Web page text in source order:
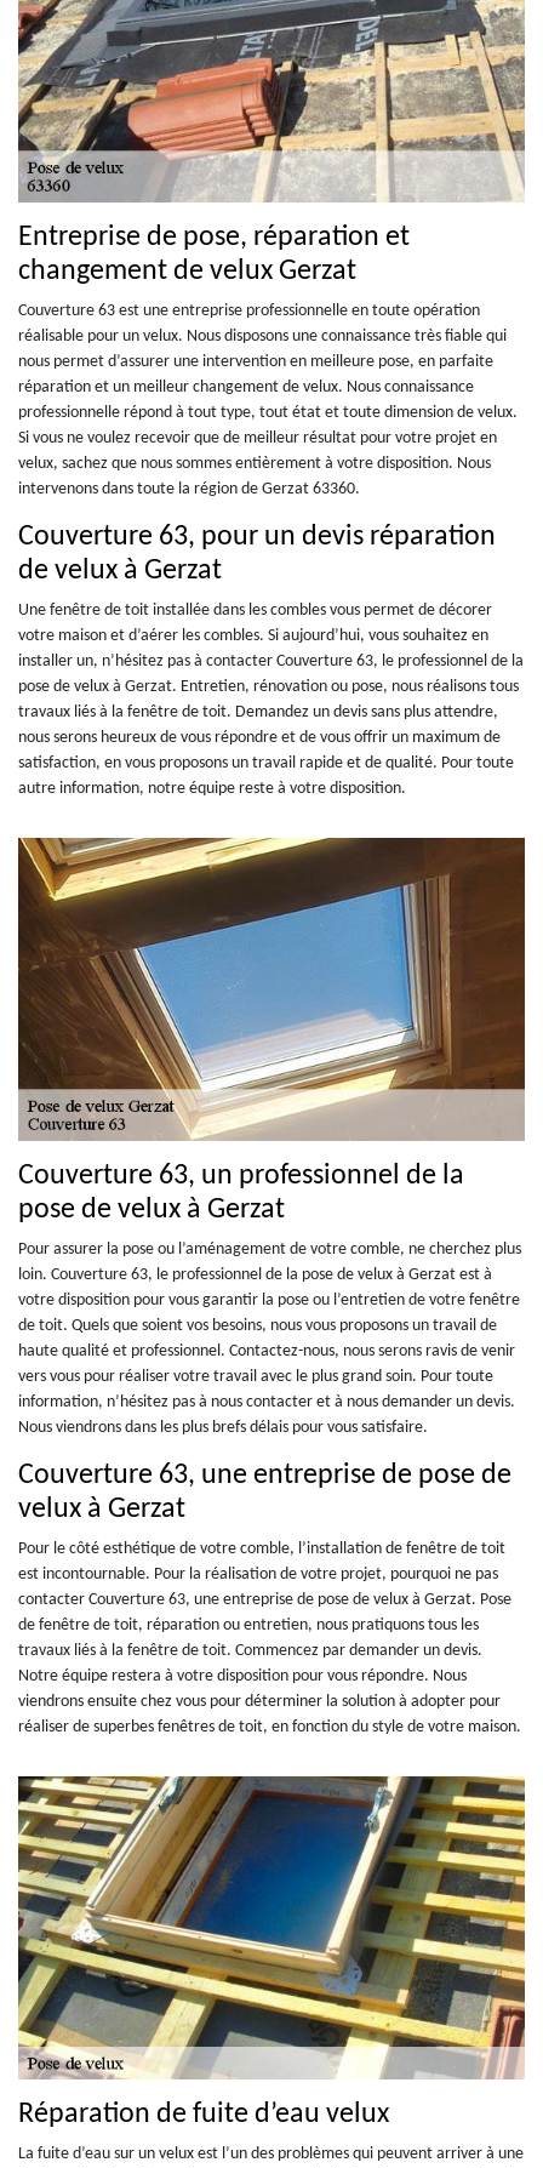
Entreprise de pose, réparation et
changement de velux Gerzat
Couverture 63 est une entreprise professionnelle en toute opération
réalisable pour un velux. Nous disposons une connaissance très fiable qui
nous permet d’assurer une intervention en meilleure pose, en parfaite
réparation et un meilleur changement de velux. Nous connaissance
professionnelle répond à tout type, tout état et toute dimension de velux.
Si vous ne voulez recevoir que de meilleur résultat pour votre projet en
velux, sachez que nous sommes entièrement à votre disposition. Nous
intervenons dans toute la région de Gerzat 63360.
Couverture 63, pour un devis réparation
de velux à Gerzat
Une fenêtre de toit installée dans les combles vous permet de décorer
votre maison et d’aérer les combles. Si aujourd’hui, vous souhaitez en
installer un, n’hésitez pas à contacter Couverture 63, le professionnel de la
pose de velux à Gerzat. Entretien, rénovation ou pose, nous réalisons tous
travaux liés à la fenêtre de toit. Demandez un devis sans plus attendre,
nous serons heureux de vous répondre et de vous offrir un maximum de
satisfaction, en vous proposons un travail rapide et de qualité. Pour toute
autre information, notre équipe reste à votre disposition.
Couverture 63, un professionnel de la
pose de velux à Gerzat
Pour assurer la pose ou l’aménagement de votre comble, ne cherchez plus
loin. Couverture 63, le professionnel de la pose de velux à Gerzat est à
votre disposition pour vous garantir la pose ou l’entretien de votre fenêtre
de toit. Quels que soient vos besoins, nous vous proposons un travail de
haute qualité et professionnel. Contactez-nous, nous serons ravis de venir
vers vous pour réaliser votre travail avec le plus grand soin. Pour toute
information, n’hésitez pas à nous contacter et à nous demander un devis.
Nous viendrons dans les plus brefs délais pour vous satisfaire.
Couverture 63, une entreprise de pose de
velux à Gerzat
Pour le côté esthétique de votre comble, l’installation de fenêtre de toit
est incontournable. Pour la réalisation de votre projet, pourquoi ne pas
contacter Couverture 63, une entreprise de pose de velux à Gerzat. Pose
de fenêtre de toit, réparation ou entretien, nous pratiquons tous les
travaux liés à la fenêtre de toit. Commencez par demander un devis.
Notre équipe restera à votre disposition pour vous répondre. Nous
viendrons ensuite chez vous pour déterminer la solution à adopter pour
réaliser de superbes fenêtres de toit, en fonction du style de votre maison.
Réparation de fuite d’eau velux
La fuite d’eau sur un velux est l’un des problèmes qui peuvent arriver à une